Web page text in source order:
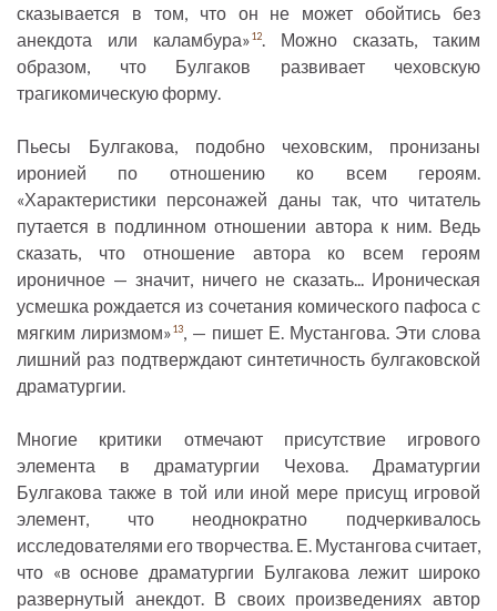
сказывается в том, что он не может обойтись без
анекдота или каламбура»12. Можно сказать, таким
образом, что Булгаков развивает чеховскую
трагикомическую форму.
Пьесы Булгакова, подобно чеховским, пронизаны
иронией по отношению ко всем героям.
«Характеристики персонажей даны так, что читатель
путается в подлинном отношении автора к ним. Ведь
сказать, что отношение автора ко всем героям
ироничное — значит, ничего не сказать... Ироническая
усмешка рождается из сочетания комического пафоса с
мягким лиризмом»13, — пишет Е. Мустангова. Эти слова
лишний раз подтверждают синтетичность булгаковской
драматургии.
Многие критики отмечают присутствие игрового
элемента в драматургии Чехова. Драматургии
Булгакова также в той или иной мере присущ игровой
элемент, что неоднократно подчеркивалось
исследователями его творчества. Е. Мустангова считает,
что «в основе драматургии Булгакова лежит широко
развернутый анекдот. В своих произведениях автор